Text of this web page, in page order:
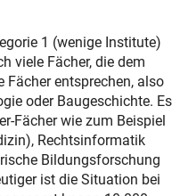
1 (wenige Institute)
viele Fächer, die dem
Fächer entsprechen, also
oder Baugeschichte. Es
Fächer wie zum Beispiel
Rechtsinformatik
Bildungsforschung
ist die Situation bei